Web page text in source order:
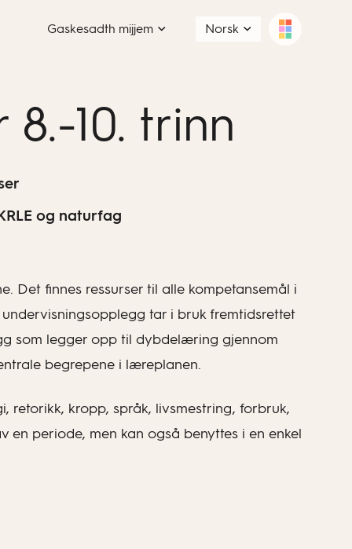
Gaskesadth mijjem Norsk
10. trinn
og naturfag
Det finnes ressurser til alle kompetansemål i
tar i bruk fremtidsrettet
som legger opp til dybdelæring gjennom
begrepene i læreplanen.
retorikk, kropp, språk, livsmestring, forbruk,
en periode, men kan også benyttes i en enkel